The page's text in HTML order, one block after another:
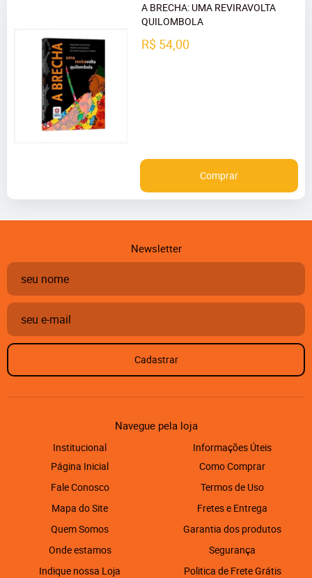
A BRECHA: UMA REVIRAVOLTA
QUILOMBOLA
R$ 54,00
Comprar
Newsletter
Cadastrar
Navegue pela loja
Institucional
Página Inicial
Fale Conosco
Mapa do Site
Quem Somos
Onde estamos
Indique nossa Loja
Informações Úteis
Como Comprar
Termos de Uso
Fretes e Entrega
Garantia dos produtos
Segurança
Politica de Frete Grátis